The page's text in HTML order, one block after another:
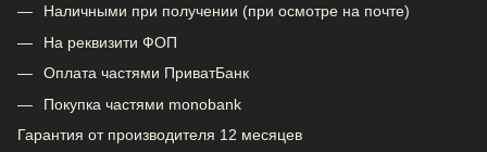
Наличными при получении (при осмотре на почте)
На реквизити ФОП
Оплата частями ПриватБанк
Покупка частями monobank
Гарантия от производителя 12 месяцев